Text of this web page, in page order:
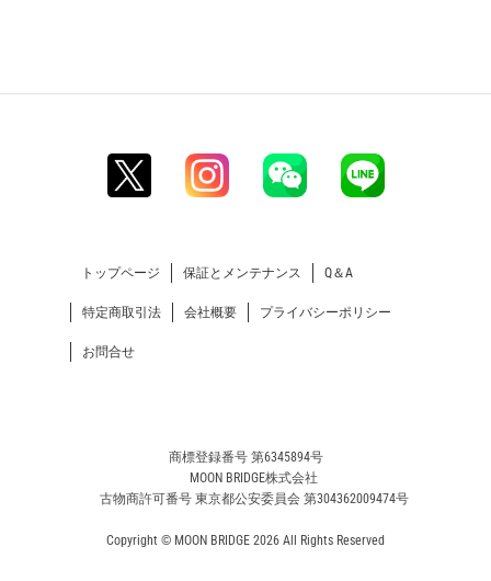
トップページ 保証とメンテナンス Q＆A
特定商取引法 会社概要 プライバシーポリシー
お問合せ
商標登録番号 第6345894号
MOON BRIDGE株式会社
古物商許可番号 東京都公安委員会 第304362009474号
Copyright © MOON BRIDGE 2026 All Rights Reserved